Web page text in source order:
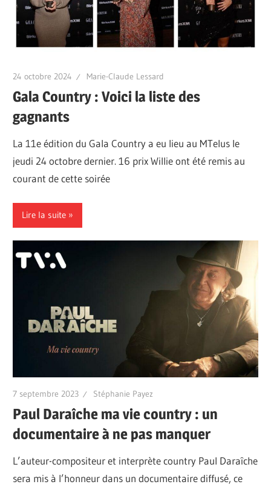
24 octobre 2024 Marie-Claude Lessard
Gala Country : Voici la liste des
gagnants
La 11e édition du Gala Country a eu lieu au MTelus le
jeudi 24 octobre dernier. 16 prix Willie ont été remis au
courant de cette soirée
Lire la suite
7 septembre 2023 Stéphanie Payez
Paul Daraîche ma vie country : un
documentaire à ne pas manquer
L’auteur-compositeur et interprète country Paul Daraîche
sera mis à l’honneur dans un documentaire diffusé, ce